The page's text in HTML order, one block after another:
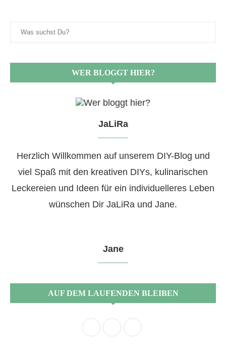
WER BLOGGT HIER?
JaLiRa
Herzlich Willkommen auf unserem DIY-Blog und
viel Spaß mit den kreativen DIYs, kulinarischen
Leckereien und Ideen für ein individuelleres Leben
wünschen Dir JaLiRa und Jane.
Jane
AUF DEM LAUFENDEN BLEIBEN